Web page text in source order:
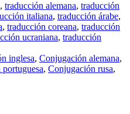
, traducción alemana, traducción
italiana, traducción árabe,
, traducción coreana, traducción
ucraniana, traducción
inglesa, Conjugación alemana,
, Conjugación rusa,